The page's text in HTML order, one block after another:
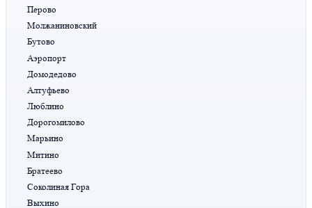
Перово
Молжаниновский
Бутово
Аэропорт
Домодедово
Алтуфьево
Люблино
Дорогомилово
Марьино
Митино
Братеево
Соколиная Гора
Выхино